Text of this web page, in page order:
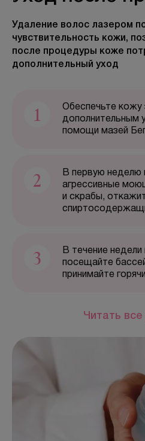
БЕСПЛАТНАЯ
Удаление волос лазером
чувствительность кожи,
после процедуры коже
дополнительный уход
1
Обеспечьте кожу
дополнительным
помощи мазей
2
В первую неделю
агрессивные
и скрабы,
3
В течение недели
посещайте
принимайте
Читать